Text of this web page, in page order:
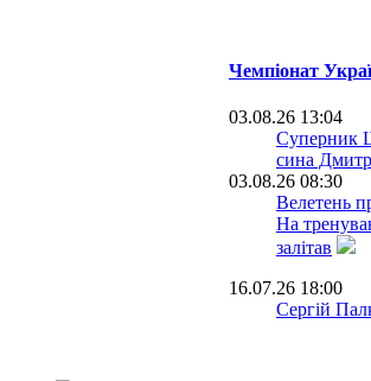
Чемпіонат
03.08.26 13:04
Суперник
сина
03.08.26 08:30
Велетень
На
залітав
16.07.26 18:00
Сергій